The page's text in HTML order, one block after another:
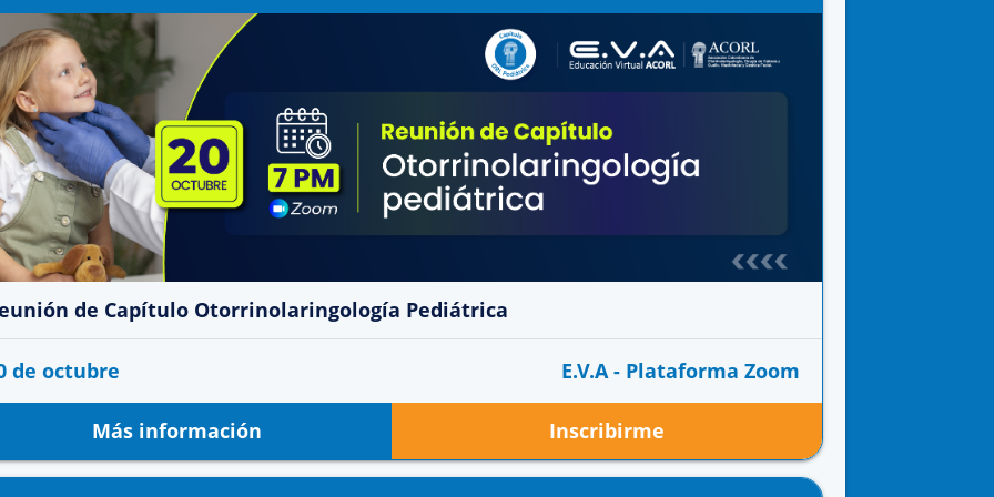
de Capítulo Otorrinolaringología Pediátrica
de octubre E.V.A - Plataforma Zoom
Más información Inscribirme